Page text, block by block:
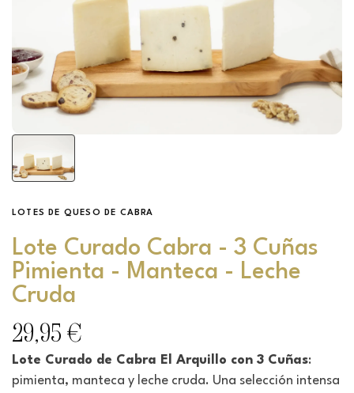
LOTES DE QUESO DE CABRA
Lote Curado Cabra - 3 Cuñas
Pimienta - Manteca - Leche
Cruda
29,95 €
Lote Curado de Cabra El Arquillo con 3 Cuñas:
pimienta, manteca y leche cruda. Una selección intensa